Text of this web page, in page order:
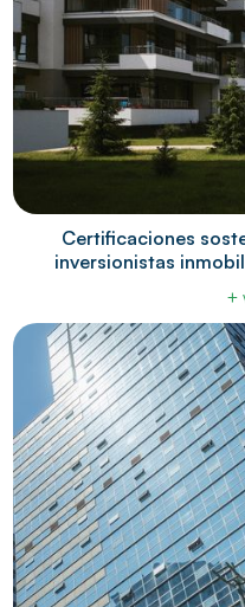
Certificaciones
inversionistas
+